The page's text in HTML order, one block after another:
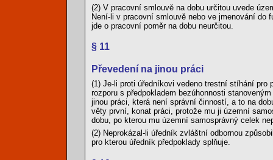
(2) V pracovní smlouvě na dobu určitou uvede
Není-li v pracovní smlouvě nebo ve jmenování do
jde o pracovní poměr na dobu neurčitou.
§ 11
Převedení na jinou práci
(1) Je-li proti úředníkovi vedeno trestní stíhání pro
rozporu s předpokladem bezúhonnosti
jinou práci, která není správní činností, a to na
věty první, konat práci, protože mu ji územní
dobu, po kterou mu územní samosprávný celek
(2) Neprokázal-li úředník zvláštní odbornou
pro kterou úředník předpoklady splňuje.